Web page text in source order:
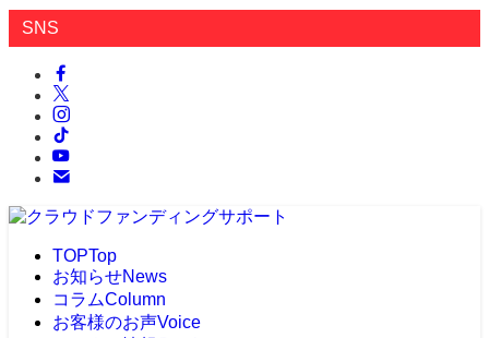
SNS
TOPTop
お知らせNews
コラムColumn
お客様のお声Voice